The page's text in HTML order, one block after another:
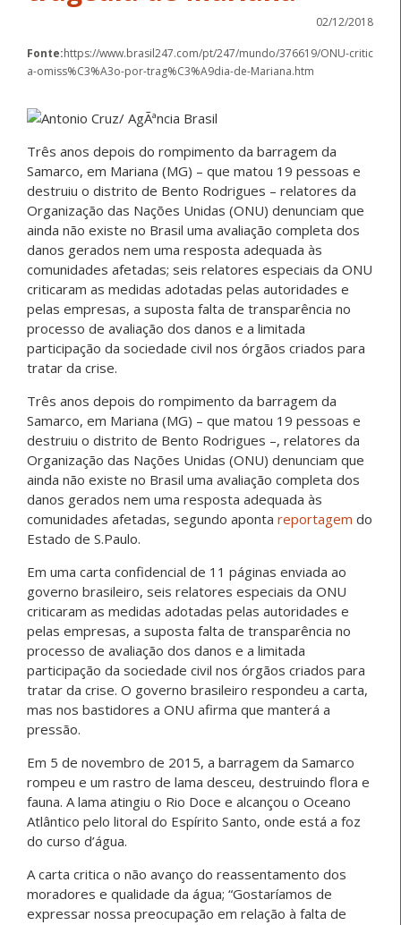
02/12/2018
Fonte:https://www.brasil247.com/pt/247/mundo/376619/ONU-critic
a-omiss%C3%A3o-por-trag%C3%A9dia-de-Mariana.htm
Três anos depois do rompimento da barragem da
Samarco, em Mariana (MG) – que matou 19 pessoas e
destruiu o distrito de Bento Rodrigues – relatores da
Organização das Nações Unidas (ONU) denunciam que
ainda não existe no Brasil uma avaliação completa dos
danos gerados nem uma resposta adequada às
comunidades afetadas; seis relatores especiais da ONU
criticaram as medidas adotadas pelas autoridades e
pelas empresas, a suposta falta de transparência no
processo de avaliação dos danos e a limitada
participação da sociedade civil nos órgãos criados para
tratar da crise.
Três anos depois do rompimento da barragem da
Samarco, em Mariana (MG) – que matou 19 pessoas e
destruiu o distrito de Bento Rodrigues –, relatores da
Organização das Nações Unidas (ONU) denunciam que
ainda não existe no Brasil uma avaliação completa dos
danos gerados nem uma resposta adequada às
comunidades afetadas, segundo aponta reportagem do
Estado de S.Paulo.
Em uma carta confidencial de 11 páginas enviada ao
governo brasileiro, seis relatores especiais da ONU
criticaram as medidas adotadas pelas autoridades e
pelas empresas, a suposta falta de transparência no
processo de avaliação dos danos e a limitada
participação da sociedade civil nos órgãos criados para
tratar da crise. O governo brasileiro respondeu a carta,
mas nos bastidores a ONU afirma que manterá a
pressão.
Em 5 de novembro de 2015, a barragem da Samarco
rompeu e um rastro de lama desceu, destruindo flora e
fauna. A lama atingiu o Rio Doce e alcançou o Oceano
Atlântico pelo litoral do Espírito Santo, onde está a foz
do curso d’água.
A carta critica o não avanço do reassentamento dos
moradores e qualidade da água; “Gostaríamos de
expressar nossa preocupação em relação à falta de